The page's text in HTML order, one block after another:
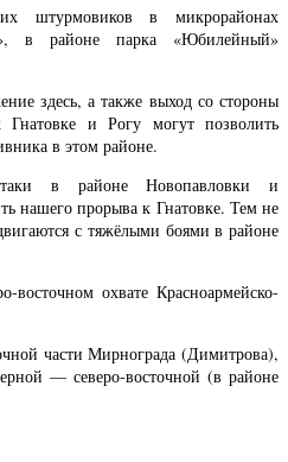
штурмовиков в микрорайонах
в районе парка «Юбилейный»
здесь, а также выход со стороны
и Рогу могут позволить
в этом районе.
в районе Новопавловки и
нашего прорыва к Гнатовке. Тем не
с тяжёлыми боями в районе
охвате Красноармейско-
части Мирнограда (Димитрова),
— северо-восточной (в районе